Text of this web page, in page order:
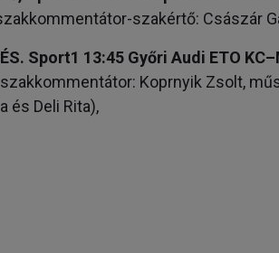
szakértő: Császár
Sport1 13:45 Győri Audi ETO
Koprnyik Zsolt,
és Deli Rita),